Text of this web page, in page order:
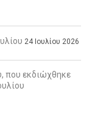
24 Ιουλίου 2026
που εκδιώχθηκε